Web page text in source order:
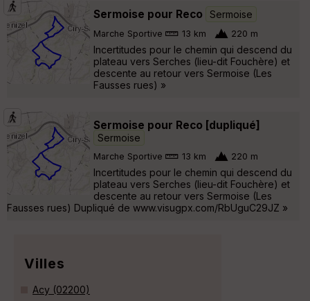
Sermoise pour Reco Sermoise
Marche Sportive 13 km 220 m
Incertitudes pour le chemin qui descend du
plateau vers Serches (lieu-dit Fouchère) et
descente au retour vers Sermoise (Les
Fausses rues) »
Sermoise pour Reco [dupliqué]
Sermoise
Marche Sportive 13 km 220 m
Incertitudes pour le chemin qui descend du
plateau vers Serches (lieu-dit Fouchère) et
descente au retour vers Sermoise (Les
Fausses rues) Dupliqué de www.visugpx.com/RbUguC29JZ »
Villes
Acy (02200)